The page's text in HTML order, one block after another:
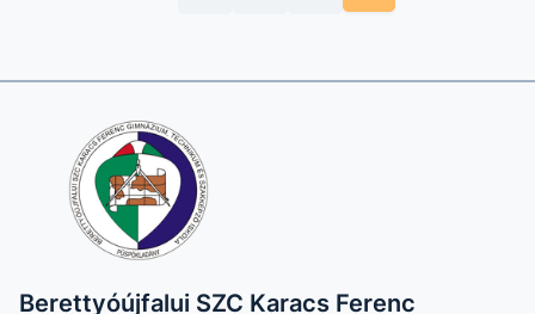
Berettyóújfalui SZC Karacs Ferenc